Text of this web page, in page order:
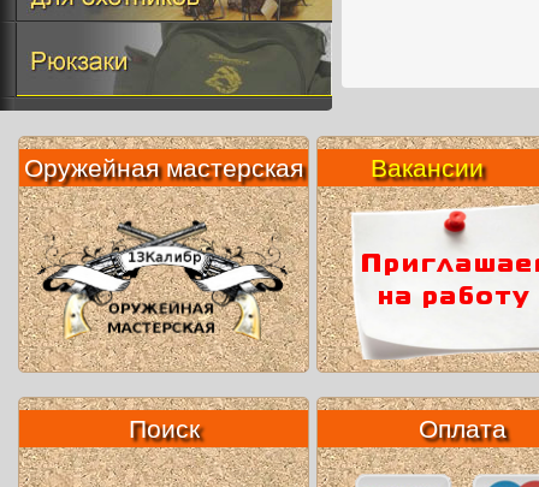
Оружейная мастерская Вакансии
Поиск Оплата